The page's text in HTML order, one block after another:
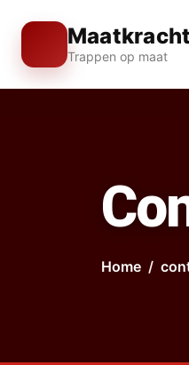
Maatkracht
Trappen op maat
Home